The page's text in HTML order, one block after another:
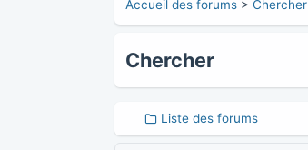
Accueil des forums > Chercher
Chercher
Liste des forums